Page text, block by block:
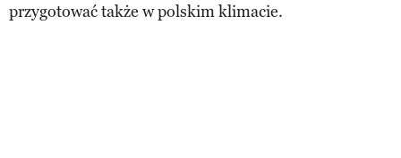
przygotować także w polskim klimacie.